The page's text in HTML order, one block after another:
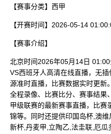
【赛事分类】 西甲
【开赛时间】 2026-05-14
【赛事介绍】
北京时间2026年05月14日
VS西班牙人高清在线直播，无
源准时直播，比赛数据实时更新
全程录像、比赛比分、赛事结果
甲级联赛的最新赛事直播，比赛
锦等。同时还提供印国岛杯,澳
新杯,丹麦甲,立陶乙,法圭联,厄瓜